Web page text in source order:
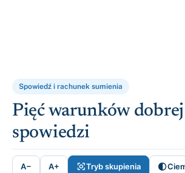
Spowiedź i rachunek sumienia
Pięć warunków dobrej
spowiedzi
A− A+ Tryb skupienia 